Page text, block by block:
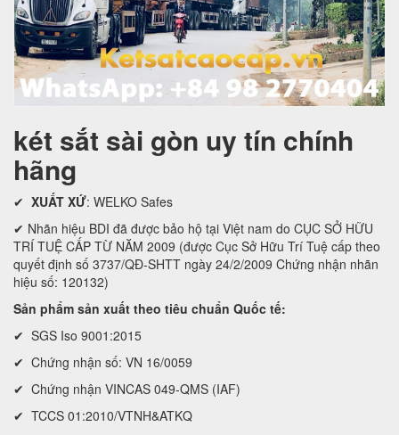
két sắt sài gòn uy tín chính
hãng
✔ XUẤT XỨ: WELKO Safes
✔ Nhãn hiệu BDI đã được bảo hộ tại Việt nam do CỤC SỞ HỮU
TRÍ TUỆ CẤP TỪ NĂM 2009 (được Cục Sở Hữu Trí Tuệ cấp theo
quyết định số 3737/QĐ-SHTT ngày 24/2/2009 Chứng nhận nhãn
hiệu số: 120132)
Sản phẩm sản xuất theo tiêu chuẩn Quốc tế:
✔ SGS Iso 9001:2015
✔ Chứng nhận số: VN 16/0059
✔ Chứng nhận VINCAS 049-QMS (IAF)
✔ TCCS 01:2010/VTNH&ATKQ